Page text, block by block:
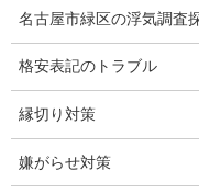
名古屋市緑区の浮気調査
格安表記のトラブル
縁切り対策
嫌がらせ対策